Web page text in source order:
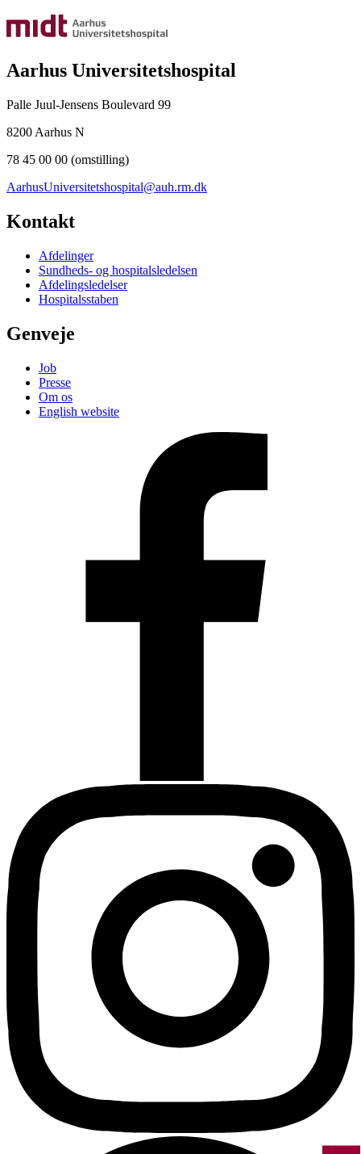
Aarhus Universitetshospital
Palle Juul-Jensens Boulevard 99
8200 Aarhus N
78 45 00 00 (omstilling)
AarhusUniversitetshospital@auh.rm.dk
Kontakt
Afdelinger
Sundheds- og hospitalsledelsen
Afdelingsledelser
Hospitalsstaben
Genveje
Job
Presse
Om os
English website